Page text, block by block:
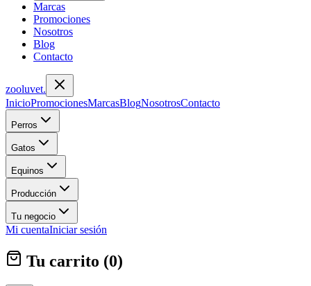
Marcas
Promociones
Nosotros
Blog
Contacto
zooluvet.
InicioPromocionesMarcasBlogNosotrosContacto
Perros
Gatos
Equinos
Producción
Tu negocio
Mi cuentaIniciar sesión
Tu carrito (0)